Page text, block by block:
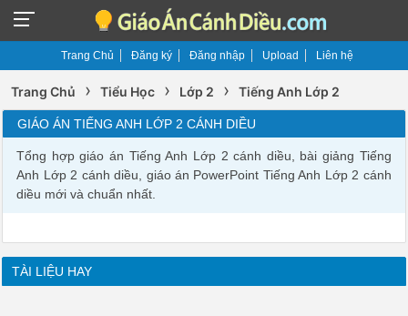
Trang Chủ Đăng ký Đăng nhập Upload Liên hệ
Trang Chủ › Tiểu Học › Lớp 2 › Tiếng Anh Lớp 2
GIÁO ÁN TIẾNG ANH LỚP 2 CÁNH DIỀU
Tổng hợp giáo án Tiếng Anh Lớp 2 cánh diều, bài giảng Tiếng
Anh Lớp 2 cánh diều, giáo án PowerPoint Tiếng Anh Lớp 2 cánh
diều mới và chuẩn nhất.
TÀI LIỆU HAY